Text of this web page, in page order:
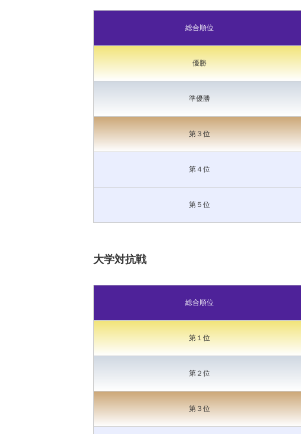
総合順位
優勝
準優勝
第３位
第４位
第５位
大学対抗戦
総合順位
第１位
第２位
第３位